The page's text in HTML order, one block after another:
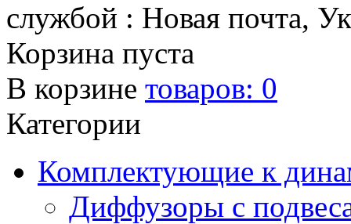
службой : Новая почта,
Корзина пуста
В корзине товаров: 0
Категории
Комплектующие к
Диффузоры с